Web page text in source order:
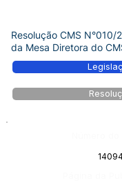
Resolução CMS
da Mesa Diretora do